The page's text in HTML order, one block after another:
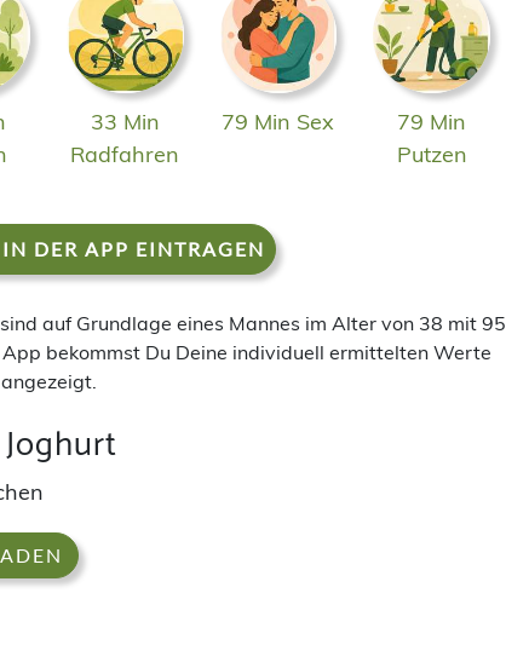
33 Min
Radfahren
79 Min Sex
79 Min
Putzen
DER APP EINTRAGEN
auf Grundlage eines Mannes im Alter von 38 mit 95
bekommst Du Deine individuell ermittelten Werte
angezeigt.